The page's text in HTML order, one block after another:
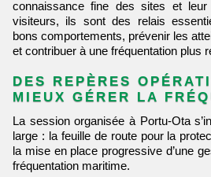
connaissance fine des sites et
visiteurs, ils sont des relais
bons comportements, prévenir les
et contribuer à une fréquentation plus
DES REPÈRES
MIEUX GÉRER LA
La session organisée à Portu-Ota s’inscrit dans un cadre plus
large : la feuille de route pour la
la mise en place progressive d’une
fréquentation maritime.